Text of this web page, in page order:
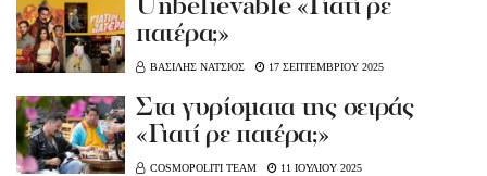
Unbelievable «Γιατί ρε
πατέρα;»
ΒΑΣΙΛΗΣ ΝΑΤΣΙΟΣ 17 ΣΕΠΤΕΜΒΡΙΟΥ 2025
Στα γυρίσματα της σειράς
«Γιατί ρε πατέρα;»
COSMOPOLITI TEAM 11 ΙΟΥΛΙΟΥ 2025